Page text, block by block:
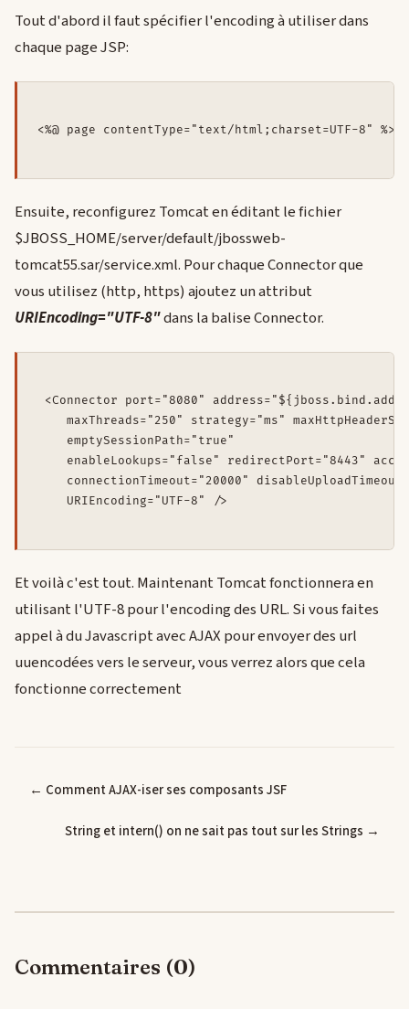
Tout d'abord il faut spécifier l'encoding à utiliser dans
chaque page JSP:
Ensuite, reconfigurez Tomcat en éditant le fichier
$JBOSS_HOME/server/default/jbossweb-
tomcat55.sar/service.xml. Pour chaque Connector que
vous utilisez (http, https) ajoutez un attribut
URIEncoding="UTF-8"dans la balise Connector.
<Connector port="8080"
maxThreads="250" strategy="ms"
    emptySessionPath="true"
enableLookups="false" redirectPort="8443"
connectionTimeout="20000"
Et voilà c'est tout. Maintenant Tomcat fonctionnera en
utilisant l'UTF-8 pour l'encoding des URL. Si vous faites
appel à du Javascript avec AJAX pour envoyer des url
uuencodées vers le serveur, vous verrez alors que cela
fonctionne correctement
← Comment AJAX-iser ses composants JSF
String et intern() on ne sait pas tout sur les Strings →
Commentaires (0)